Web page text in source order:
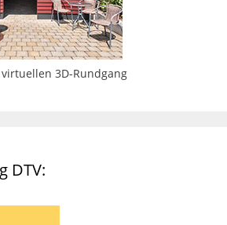
3D-Rundgang
DTV: